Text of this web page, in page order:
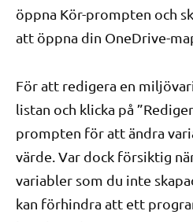
öppna Kör-prompten och
att öppna din OneDrive-
För att redigera en
listan och klicka på
prompten för att ändra
värde. Var dock försiktig
variabler som du inte
kan förhindra att ett